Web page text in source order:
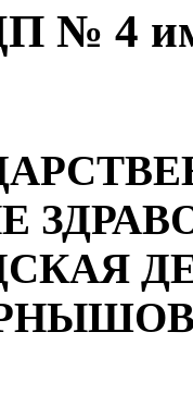
shop/okhota-turizm-
№ 4